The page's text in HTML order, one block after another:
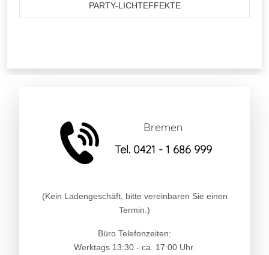
PARTY-LICHTEFFEKTE
Bremen
Tel. 0421 - 1 686 999
(Kein Ladengeschäft, bitte vereinbaren Sie einen
Termin.)
Büro Telefonzeiten:
Werktags 13:30 - ca. 17:00 Uhr.